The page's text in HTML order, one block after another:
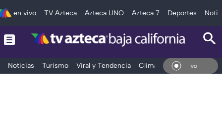
en vivo TV Azteca Azteca UNO Azteca 7 Deportes
Noticias Turismo Viral y Tendencia Clima Deportes
En Vivo